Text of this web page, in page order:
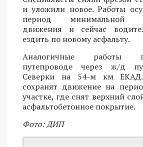
и уложили новое. Работы
период минимальной
движения и сейчас
ездить по новому асфальту.
Аналогичные работы
путепроводе через ж/д
Северки на 54-м км
сохранят движение на
участке, где снят верхний
асфальтобетонное покрытие.
Фото: ДИП